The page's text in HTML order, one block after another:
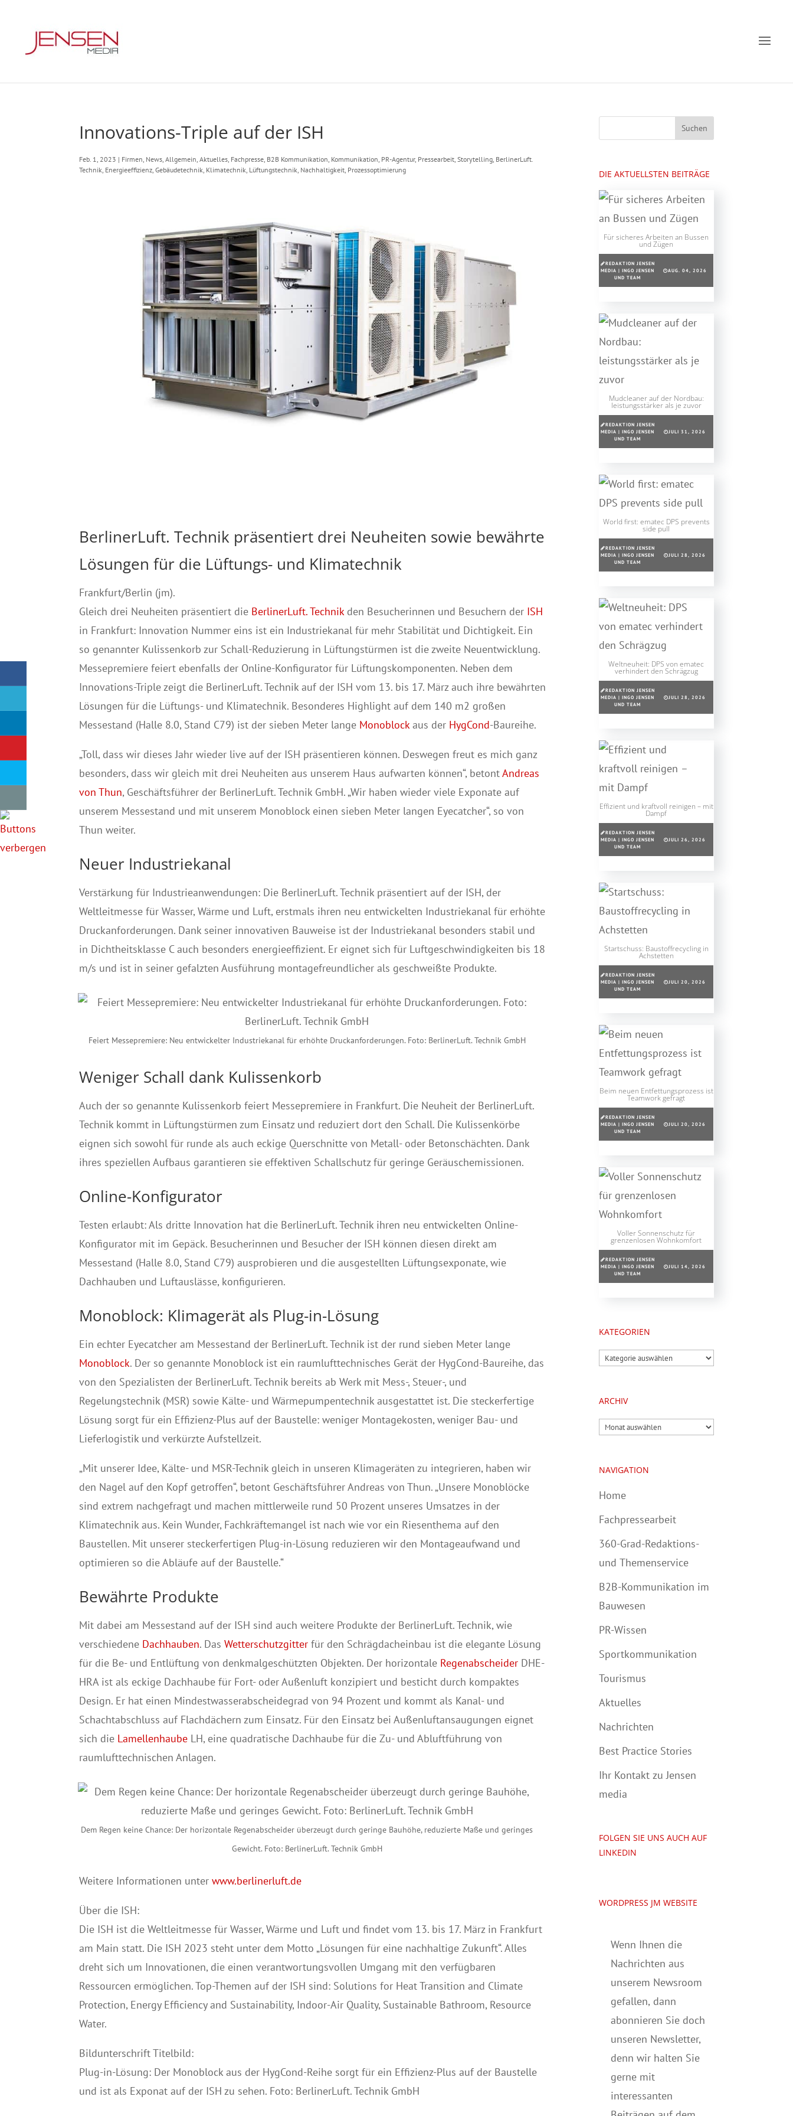
Innovations-Triple auf der ISH
Feb. 1, 2023 | Firmen, News,Allgemein,Aktuelles, Fachpresse, B2B Kommunikation, Kommunikation, PR-Agentur, Pressearbeit,Storytelling, BerlinerLuft.
Technik, Energieeffizienz,Gebäudetechnik, Klimatechnik, Lüftungstechnik, Nachhaltigkeit, Prozessoptimierung
BerlinerLuft. Technik präsentiert drei Neuheiten sowie bewährte
Lösungen für die Lüftungs- und Klimatechnik
Frankfurt/Berlin (jm).
Gleich drei Neuheiten präsentiert die BerlinerLuft. Technikden Besucherinnen und Besuchern der ISH
in Frankfurt: Innovation Nummer eins ist ein Industriekanal für mehr Stabilität und Dichtigkeit. Ein
so genannter Kulissenkorb zur Schall-Reduzierung in Lüftungstürmen ist die zweite Neuentwicklung.
Messepremiere feiert ebenfalls der Online-Konfigurator für Lüftungskomponenten. Neben dem
Innovations-Triple zeigt die BerlinerLuft. Technik auf der ISH vom 13. bis 17. März auch ihre bewährten
Lösungen für die Lüftungs- und Klimatechnik. Besonderes Highlight auf dem 140 m2 großen
Messestand (Halle 8.0, Stand C79) ist der sieben Meter lange Monoblockaus der HygCond-Baureihe.
„Toll, dass wir dieses Jahr wieder live auf der ISH präsentieren können. Deswegen freut es mich ganz
besonders, dass wir gleich mit drei Neuheiten aus unserem Haus aufwarten können“, betontAndreas
von Thun, Geschäftsführer der BerlinerLuft. Technik GmbH. „Wir haben wieder viele Exponate auf
unserem Messestand und mit unserem Monoblock einen sieben Meter langen Eyecatcher“, so von
Thun weiter.
Neuer Industriekanal
Verstärkung für Industrieanwendungen: Die BerlinerLuft. Technik präsentiert auf der ISH, der
Weltleitmesse für Wasser, Wärme und Luft, erstmals ihren neu entwickelten Industriekanal für erhöhte
Druckanforderungen. Dank seiner innovativen Bauweise ist der Industriekanal besonders stabil und
in Dichtheitsklasse C auch besonders energieeffizient. Er eignet sich für Luftgeschwindigkeiten bis 18
m/s und ist in seiner gefalzten Ausführung montagefreundlicher als geschweißte Produkte.
Feiert Messepremiere: Neu entwickelter Industriekanal für erhöhte Druckanforderungen. Foto: BerlinerLuft. Technik GmbH
Weniger Schall dank Kulissenkorb
Auch der so genannte Kulissenkorb feiert Messepremiere in Frankfurt. Die Neuheit der BerlinerLuft.
Technik kommt in Lüftungstürmen zum Einsatz und reduziert dort den Schall. Die Kulissenkörbe
eignen sich sowohl für runde als auch eckige Querschnitte von Metall- oder Betonschächten. Dank
ihres speziellen Aufbaus garantieren sie effektiven Schallschutz für geringe Geräuschemissionen.
Online-Konfigurator
Testen erlaubt: Als dritte Innovation hat die BerlinerLuft. Technik ihren neu entwickelten Online-
Konfigurator mit im Gepäck. Besucherinnen und Besucher der ISH können diesen direkt am
Messestand (Halle 8.0, Stand C79) ausprobieren und die ausgestellten Lüftungsexponate, wie
Dachhauben und Luftauslässe, konfigurieren.
Monoblock: Klimagerät als Plug-in-Lösung
Ein echter Eyecatcher am Messestand der BerlinerLuft. Technik ist der rund sieben Meter lange
Monoblock. Der so genannte Monoblock ist ein raumlufttechnisches Gerät der HygCond-Baureihe, das
von den Spezialisten der BerlinerLuft. Technik bereits ab Werk mit Mess-, Steuer-, und
Regelungstechnik (MSR) sowie Kälte- und Wärmepumpentechnik ausgestattet ist. Die steckerfertige
Lösung sorgt für ein Effizienz-Plus auf der Baustelle: weniger Montagekosten, weniger Bau- und
Lieferlogistik und verkürzte Aufstellzeit.
„Mit unserer Idee, Kälte- und MSR-Technik gleich in unseren Klimageräten zu integrieren, haben wir
den Nagel auf den Kopf getroffen“, betont Geschäftsführer Andreas von Thun. „Unsere Monoblöcke
sind extrem nachgefragt und machen mittlerweile rund 50 Prozent unseres Umsatzes in der
Klimatechnik aus. Kein Wunder, Fachkräftemangel ist nach wie vor ein Riesenthema auf den
Baustellen. Mit unserer steckerfertigen Plug-in-Lösung reduzieren wir den Montageaufwand und
optimieren so die Abläufe auf der Baustelle.“
Bewährte Produkte
Mit dabei am Messestand auf der ISH sind auch weitere Produkte der BerlinerLuft. Technik, wie
verschiedene Dachhauben. DasWetterschutzgitter für den Schrägdacheinbau ist die elegante Lösung
für die Be- und Entlüftung von denkmalgeschützten Objekten. Der horizontale Regenabscheider DHE-
HRA ist als eckige Dachhaube für Fort- oder Außenluft konzipiert und besticht durch kompaktes
Design. Er hat einen Mindestwasserabscheidegrad von 94 Prozent und kommt als Kanal- und
Schachtabschluss auf Flachdächern zum Einsatz. Für den Einsatz bei Außenluftansaugungen eignet
sich die Lamellenhaube LH, eine quadratische Dachhaube für die Zu- und Abluftführung von
raumlufttechnischen Anlagen.
Dem Regen keine Chance: Der horizontale Regenabscheider überzeugt durch geringe Bauhöhe, reduzierte Maße und geringes
Gewicht. Foto: BerlinerLuft. Technik GmbH
Weitere Informationen unterwww.berlinerluft.de
Über die ISH:
Die ISH ist die Weltleitmesse für Wasser, Wärme und Luft und findet vom 13. bis 17. März in Frankfurt
am Main statt. Die ISH 2023 steht unter dem Motto „Lösungen für eine nachhaltige Zukunft“. Alles
dreht sich um Innovationen, die einen verantwortungsvollen Umgang mit den verfügbaren
Ressourcen ermöglichen. Top-Themen auf der ISH sind: Solutions for Heat Transition and Climate
Protection, Energy Efficiency and Sustainability, Indoor-Air Quality, Sustainable Bathroom, Resource
Water.
Bildunterschrift Titelbild:
Plug-in-Lösung: Der Monoblock aus der HygCond-Reihe sorgt für ein Effizienz-Plus auf der Baustelle
und ist als Exponat auf der ISH zu sehen. Foto: BerlinerLuft. Technik GmbH
DIE AKTUELLSTEN BEITRÄGE
Für sicheres Arbeiten an Bussen
und Zügen
REDAKTION JENSEN
MEDIA | INGO JENSEN
UND TEAM
AUG. 04, 2026
Mudcleaner auf der Nordbau:
leistungsstärker als je zuvor
REDAKTION JENSEN
MEDIA | INGO JENSEN
UND TEAM
JULI 31, 2026
World first: ematec DPS prevents
side pull
REDAKTION JENSEN
MEDIA | INGO JENSEN
UND TEAM
JULI 28, 2026
Weltneuheit: DPS von ematec
verhindert den Schrägzug
REDAKTION JENSEN
MEDIA | INGO JENSEN
UND TEAM
JULI 28, 2026
Effizient und kraftvoll reinigen – mit
Dampf
REDAKTION JENSEN
MEDIA | INGO JENSEN
UND TEAM
JULI 26, 2026
Startschuss: Baustoffrecycling in
Achstetten
REDAKTION JENSEN
MEDIA | INGO JENSEN
UND TEAM
JULI 20, 2026
Beim neuen Entfettungsprozess ist
Teamwork gefragt
REDAKTION JENSEN
MEDIA | INGO JENSEN
UND TEAM
JULI 20, 2026
Voller Sonnenschutz für
grenzenlosen Wohnkomfort
REDAKTION JENSEN
MEDIA | INGO JENSEN
UND TEAM
JULI 14, 2026
KATEGORIEN
Kategorien
ARCHIV
Archiv
NAVIGATION
Home
Fachpressearbeit
360-Grad-Redaktions-
und Themenservice
B2B-Kommunikation im
Bauwesen
PR-Wissen
Sportkommunikation
Tourismus
Aktuelles
Nachrichten
Best Practice Stories
Ihr Kontakt zu Jensen
media
FOLGEN SIE UNS AUCH AUF
LINKEDIN
WORDPRESS JM WEBSITE
Wenn Ihnen die
Nachrichten aus
unserem Newsroom
gefallen, dann
abonnieren Sie doch
unseren Newsletter,
denn wir halten Sie
gerne mit
interessanten